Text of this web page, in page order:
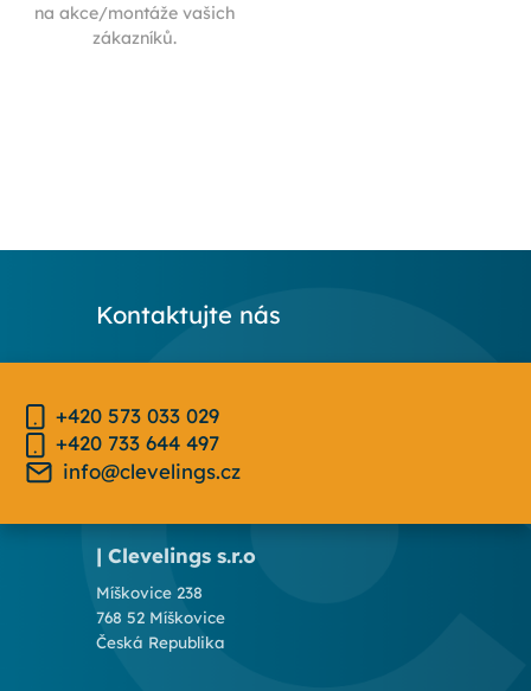
na akce/montáže vašich
zákazníků.
Kontaktujte nás
+420 573 033 029
+420 733 644 497
info@clevelings.cz
| Clevelings s.r.o
Míškovice 238
768 52 Míškovice
Česká Republika